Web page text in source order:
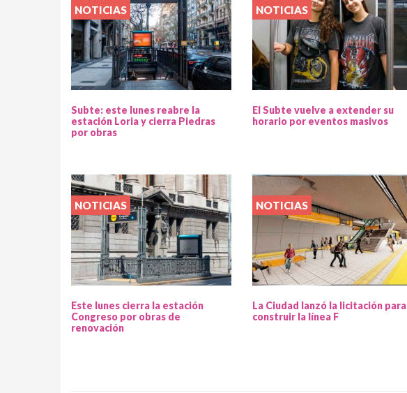
NOTICIAS
Subte: este lunes reabre la
estación Loria y cierra Piedras
por obras
NOTICIAS
El Subte vuelve a extender su
horario por eventos masivos
NOTICIAS
Este lunes cierra la estación
Congreso por obras de
renovación
NOTICIAS
La Ciudad lanzó la licitación para
construir la línea F